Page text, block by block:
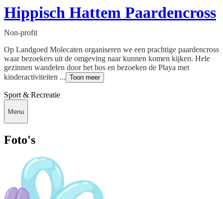
Hippisch Hattem Paardencross
Non-profit
Op Landgoed Molecaten organiseren we een prachtige paardencross
waar bezoekers uit de omgeving naar kunnen komen kijken. Hele
gezinnen wandelen door het bos en bezoeken de Playa met
kinderactiviteiten ... Toon meer
Sport & Recreatie
Menu
Foto's